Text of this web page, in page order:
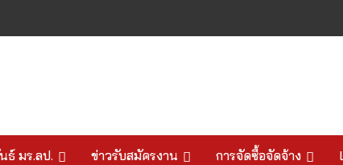
ธ์ มร.ลป. ข่าวรับสมัครงาน การจัดซื้อจัดจ้าง